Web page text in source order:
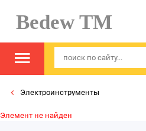
Bedew TM
Электроинструменты
Элемент не найден